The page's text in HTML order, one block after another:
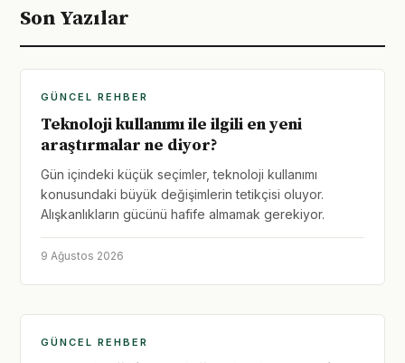
Son Yazılar
GÜNCEL REHBER
Teknoloji kullanımı ile ilgili en yeni
araştırmalar ne diyor?
Gün içindeki küçük seçimler, teknoloji kullanımı
konusundaki büyük değişimlerin tetikçisi oluyor.
Alışkanlıkların gücünü hafife almamak gerekiyor.
9 Ağustos 2026
GÜNCEL REHBER